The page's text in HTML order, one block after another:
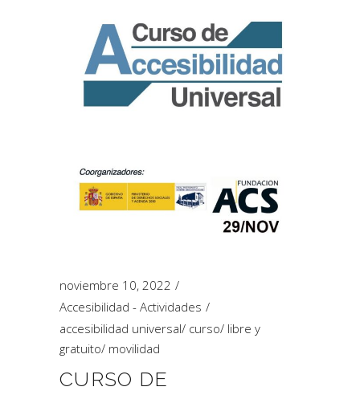
noviembre 10, 2022
Accesibilidad - Actividades
accesibilidad universal/ curso/ libre y
gratuito/ movilidad
CURSO DE